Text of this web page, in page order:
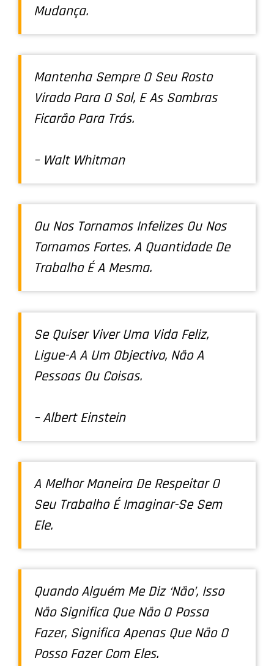
Mudança.
Mantenha Sempre O Seu Rosto
Virado Para O Sol, E As Sombras
Ficarão Para Trás.
– Walt Whitman
Ou Nos Tornamos Infelizes Ou Nos
Tornamos Fortes. A Quantidade De
Trabalho É A Mesma.
Se Quiser Viver Uma Vida Feliz,
Ligue-A A Um Objectivo, Não A
Pessoas Ou Coisas.
– Albert Einstein
A Melhor Maneira De Respeitar O
Seu Trabalho É Imaginar-Se Sem
Ele.
Quando Alguém Me Diz ‘não’, Isso
Não Significa Que Não O Possa
Fazer, Significa Apenas Que Não O
Posso Fazer Com Eles.